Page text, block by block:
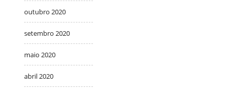
outubro 2020
setembro 2020
maio 2020
abril 2020